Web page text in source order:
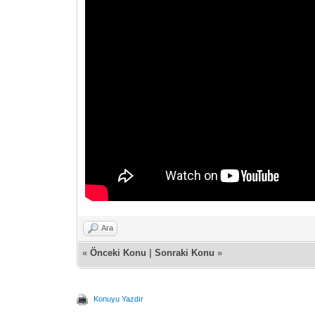
Ara
«Önceki Konu |Sonraki Konu »
Konuyu Yazdır